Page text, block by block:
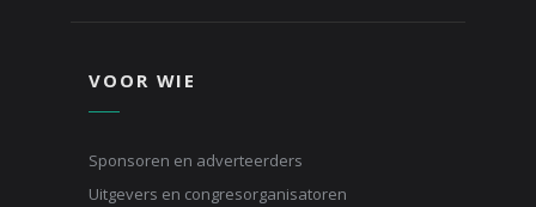
VOOR WIE
Sponsoren en adverteerders
Uitgevers en congresorganisatoren